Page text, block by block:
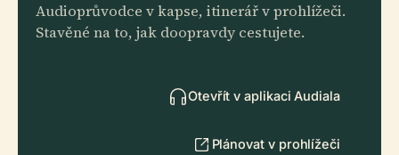
Audioprůvodce v kapse, itinerář v prohlížeči.
Stavěné na to, jak doopravdy cestujete.
Otevřít v aplikaci Audiala
Plánovat v prohlížeči